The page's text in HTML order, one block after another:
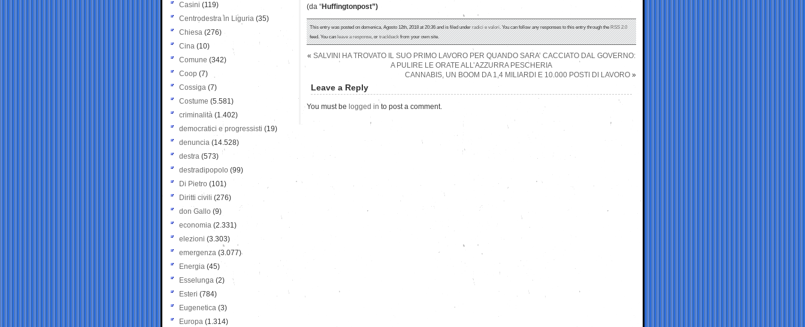
(da “Huffingtonpost”)
This entry was posted on domenica, Agosto 12th, 2018 at 20:36 and is filed underradici e valori. You can follow any responses to this entry through theRSS 2.0
feed. You canleave a response, ortrackbackfrom your own site.
« SALVINI HA TROVATO IL SUO PRIMO LAVORO PER QUANDO SARA’ CACCIATO DAL GOVERNO:
A PULIRE LE ORATE ALL’AZZURRA PESCHERIA
CANNABIS, UN BOOM DA 1,4 MILIARDI E 10.000 POSTI DI LAVORO »
Leave a Reply
You must be logged in to post a comment.
Casini (119)
Centrodestra in Liguria (35)
Chiesa (276)
Cina (10)
Comune (342)
Coop (7)
Cossiga (7)
Costume (5.581)
criminalità (1.402)
democratici e progressisti (19)
denuncia (14.528)
destra (573)
destradipopolo (99)
Di Pietro (101)
Diritti civili (276)
don Gallo (9)
economia (2.331)
elezioni (3.303)
emergenza (3.077)
Energia (45)
Esselunga (2)
Esteri (784)
Eugenetica (3)
Europa (1.314)